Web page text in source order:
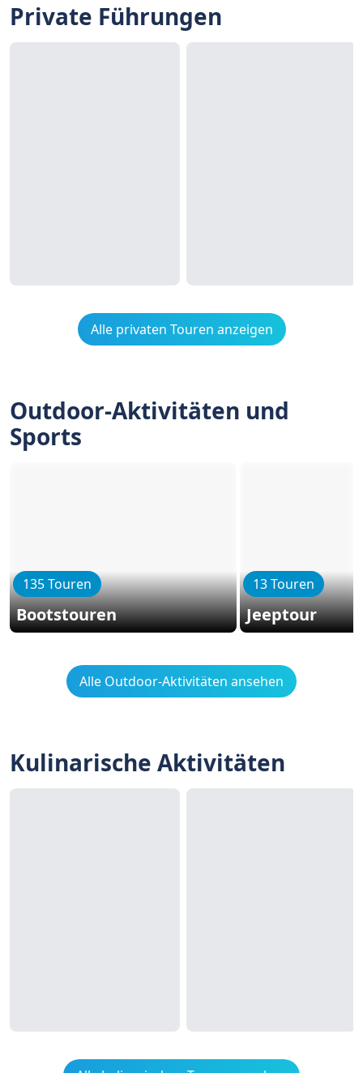
Private Führungen
Alle privaten Touren anzeigen
Outdoor-Aktivitäten und
Sports
135 Touren
Bootstouren
13 Touren
Jeeptour
Alle Outdoor-Aktivitäten ansehen
Kulinarische Aktivitäten